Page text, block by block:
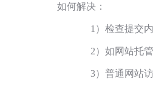
如何解决：
1）检查提交
2）如网站托
3）普通网站